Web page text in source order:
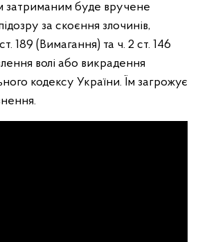
буде вручене
за скоєння злочинів,
189 (Вимагання) та ч. 2 ст. 146
волі або викрадення
кодексу України. Їм загрожує